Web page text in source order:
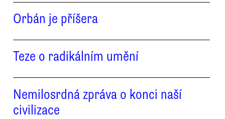
Orbán je příšera
Teze o radikálním umění
Nemilosrdná zpráva o konci naší
civilizace